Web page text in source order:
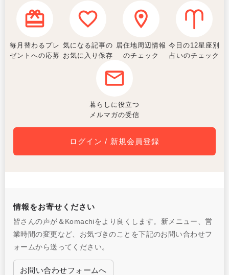
毎月替わるプレ
ゼントへの応募
気になる記事の
お気に入り保存
居住地周辺情報
のチェック
今日の12星座別
占いのチェック
暮らしに役立つ
メルマガの受信
ログイン / 新規会員登録
情報をお寄せください
皆さんの声が＆Komachiをより良くします。新メニュー、営
業時間の変更など、お気づきのことを下記のお問い合わせフ
ォームから送ってください。
お問い合わせフォームへ